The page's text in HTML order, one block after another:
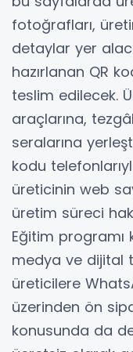
fotoğrafları,
detaylar yer
hazırlanan QR
teslim edilecek.
araçlarına,
seralarına
kodu
üreticinin web
üretim süreci
Eğitim programı
medya ve dijital
üreticilere
üzerinden ön
konusunda da